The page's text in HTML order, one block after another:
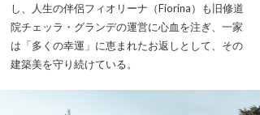
し、人生の伴侶フィオリーナ（Fiorina）も旧修道
院チェッラ・グランデの運営に心血を注ぎ、一家
は「多くの幸運」に恵まれたお返しとして、その
建築美を守り続けている。